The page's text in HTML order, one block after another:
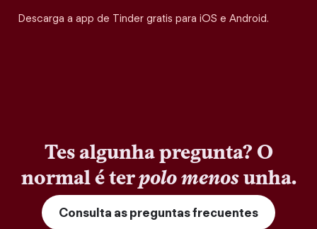
Descarga a app de Tinder gratis para iOS e Android.
Tes algunha pregunta? O
normal é terpolo menosunha.
Consulta as preguntas frecuentes